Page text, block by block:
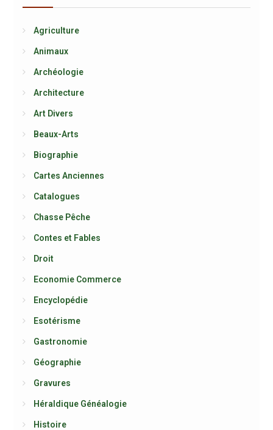
Agriculture
Animaux
Archéologie
Architecture
Art Divers
Beaux-Arts
Biographie
Cartes Anciennes
Catalogues
Chasse Pêche
Contes et Fables
Droit
Economie Commerce
Encyclopédie
Esotérisme
Gastronomie
Géographie
Gravures
Héraldique Généalogie
Histoire